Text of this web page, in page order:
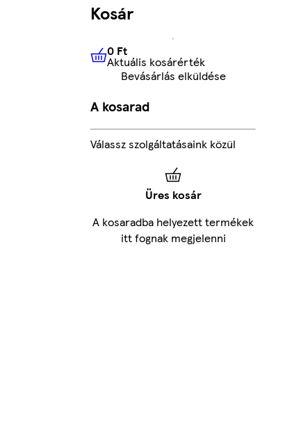
Kosár
0 FtAktuális kosárérték
0 Ft
Aktuális kosárérték
Bevásárlás elküldése
A kosarad
Válassz szolgáltatásaink közül
Üres kosár
A kosaradba helyezett termékek
itt fognak megjelenni